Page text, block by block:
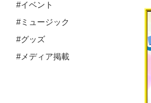
#イベント
#ミュージック
#グッズ
#メディア掲載